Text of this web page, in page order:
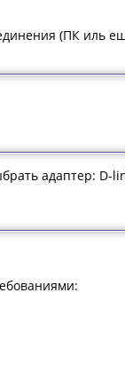
(ПК иль
адаптер: D-